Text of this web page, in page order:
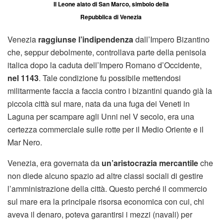
Il Leone alato di San Marco, simbolo della
Repubblica di Venezia
Venezia raggiunse l’indipendenzadall’Impero Bizantino
che, seppur debolmente, controllava parte della penisola
italica dopo la caduta dell’Impero Romano d’Occidente,
nel 1143. Tale condizione fu possibile mettendosi
militarmente faccia a faccia contro i bizantini quando già la
piccola città sul mare, nata da una fuga dei Veneti in
Laguna per scampare agli Unni nel V secolo, era una
certezza commerciale sulle rotte per il Medio Oriente e il
Mar Nero.
Venezia, era governata da un’aristocrazia mercantileche
non diede alcuno spazio ad altre classi sociali di gestire
l’amministrazione della città. Questo perché il commercio
sul mare era la principale risorsa economica con cui, chi
aveva il denaro, poteva garantirsi i mezzi (navali) per